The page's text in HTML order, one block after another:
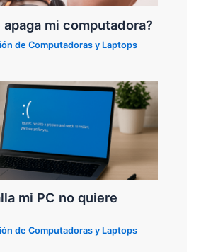
apaga mi computadora?
de Computadoras y Laptops
mi PC no quiere
de Computadoras y Laptops